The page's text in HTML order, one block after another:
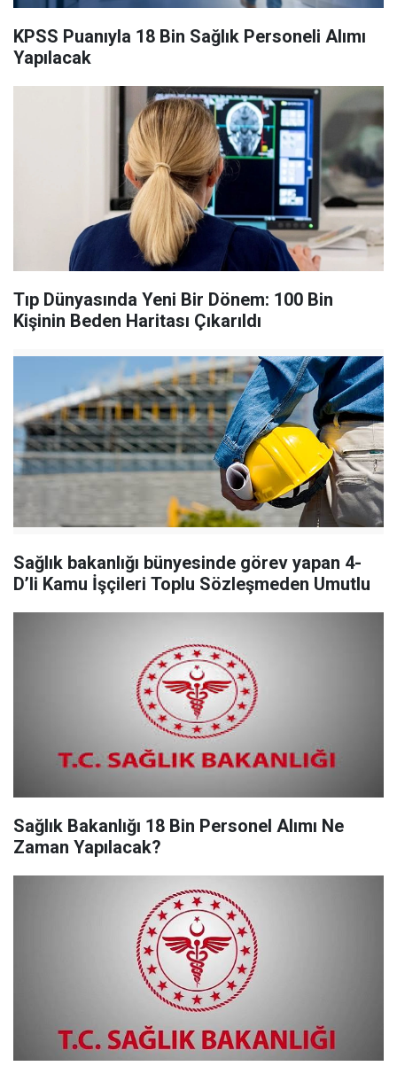
KPSS Puanıyla 18 Bin Sağlık Personeli Alımı
Yapılacak
Tıp Dünyasında Yeni Bir Dönem: 100 Bin
Kişinin Beden Haritası Çıkarıldı
Sağlık bakanlığı bünyesinde görev yapan 4-
D’li Kamu İşçileri Toplu Sözleşmeden Umutlu
Sağlık Bakanlığı 18 Bin Personel Alımı Ne
Zaman Yapılacak?